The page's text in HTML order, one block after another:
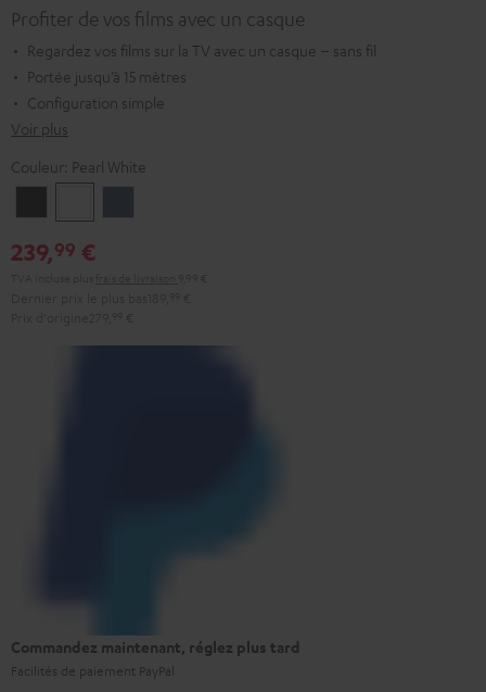
Profiter de vos films avec un casque
Regardez vos films sur la TV avec un casque – sans fil
Portée jusqu’à 15 mètres
Configuration simple
Voir plus
Couleur: Pearl White
Black White
239,99 €
Commandez maintenant, réglez plus tard
Facilités de paiement PayPal